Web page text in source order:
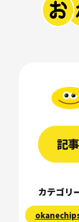
記
カテゴリ